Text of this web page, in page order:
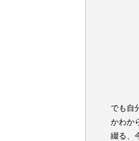
でも自
かわか
綴る、